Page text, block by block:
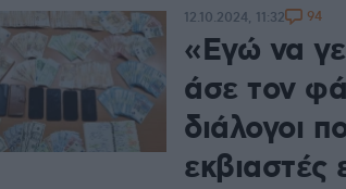
«Εγώ να
άσε τον
διάλογοι
εκβιαστές
12.10.2024, 11:32 94